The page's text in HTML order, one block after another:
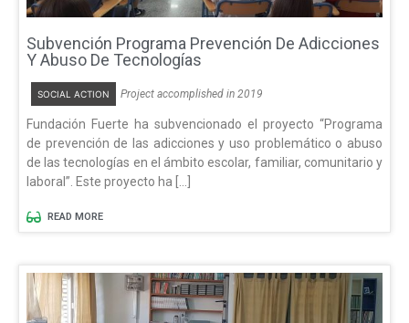
Subvención Programa Prevención De Adicciones
Y Abuso De Tecnologías
SOCIAL ACTION Project accomplished in 2019
Fundación Fuerte ha subvencionado el proyecto “Programa
de prevención de las adicciones y uso problemático o abuso
de las tecnologías en el ámbito escolar, familiar, comunitario y
laboral”. Este proyecto ha […]
READ MORE